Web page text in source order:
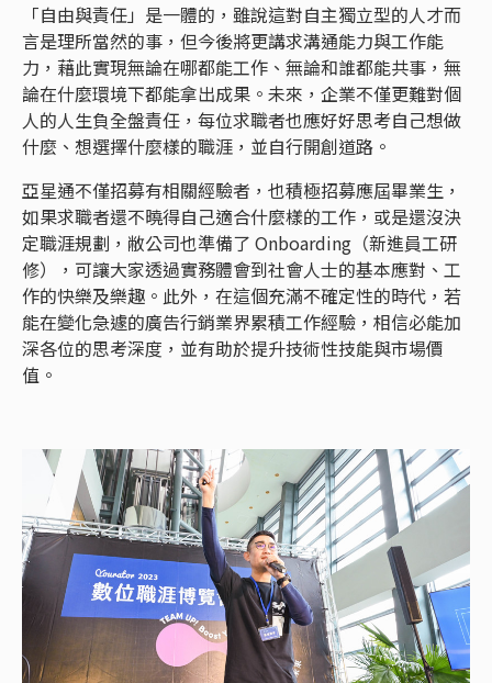
「自由與責任」是一體的，雖說這對自主獨立型的人才而
言是理所當然的事，但今後將更講求溝通能力與工作能
力，藉此實現無論在哪都能工作、無論和誰都能共事，無
論在什麼環境下都能拿出成果。未來，企業不僅更難對個
人的人生負全盤責任，每位求職者也應好好思考自己想做
什麼、想選擇什麼樣的職涯，並自行開創道路。
亞星通不僅招募有相關經驗者，也積極招募應屆畢業生，
如果求職者還不曉得自己適合什麼樣的工作，或是還沒決
定職涯規劃，敝公司也準備了 Onboarding（新進員工研
修），可讓大家透過實務體會到社會人士的基本應對、工
作的快樂及樂趣。此外，在這個充滿不確定性的時代，若
能在變化急遽的廣告行銷業界累積工作經驗，相信必能加
深各位的思考深度，並有助於提升技術性技能與市場價
值。